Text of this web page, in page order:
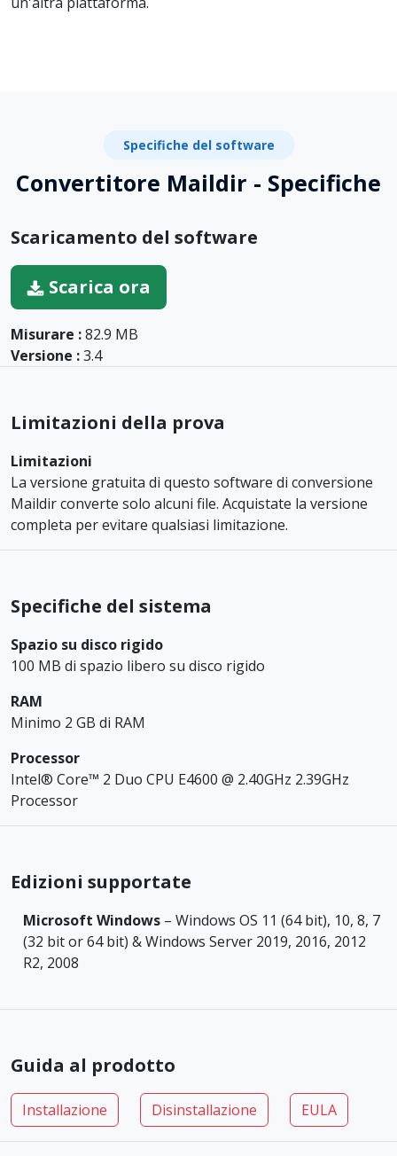
Specifiche del software
Convertitore Maildir - Specifiche
Scaricamento del software
Scarica ora
Misurare :82.9 MB
Versione :3.4
Limitazioni della prova
Limitazioni
La versione gratuita di questo software di conversione
Maildir converte solo alcuni file. Acquistate la versione
completa per evitare qualsiasi limitazione.
Specifiche del sistema
Spazio su disco rigido
100 MB di spazio libero su disco rigido
RAM
Minimo 2 GB di RAM
Processor
Intel® Core™ 2 Duo CPU E4600 @ 2.40GHz 2.39GHz
Processor
Edizioni supportate
Microsoft Windows – Windows OS 11 (64 bit), 10, 8, 7
(32 bit or 64 bit) & Windows Server 2019, 2016, 2012
R2, 2008
Guida al prodotto
Installazione Disinstallazione EULA